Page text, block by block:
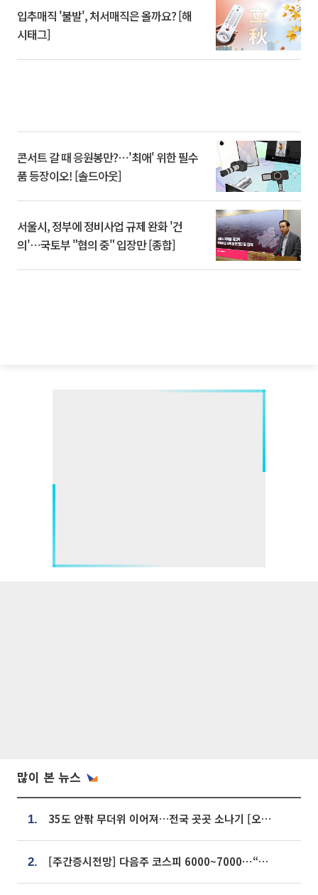
입추매직 '불발', 처서매직은 올까요? [해
시태그]
콘서트 갈 때 응원봉만?⋯'최애' 위한 필수
품 등장이오! [솔드아웃]
서울시, 정부에 정비사업 규제 완화 '건
의'⋯국토부 "협의 중" 입장만 [종합]
많이 본 뉴스
1. 35도 안팎 무더위 이어져…전국 곳곳 소나기 [오늘 날씨]
2. [주간증시전망] 다음주 코스피 6000~7000⋯“外人 수급은 정책이 변수”